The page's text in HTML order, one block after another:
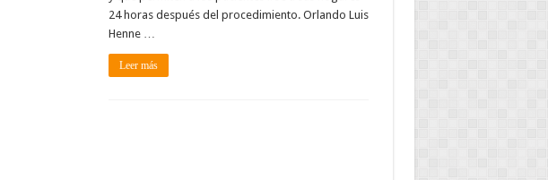
24 horas después del procedimiento. Orlando Luis
Henne …
Leer más